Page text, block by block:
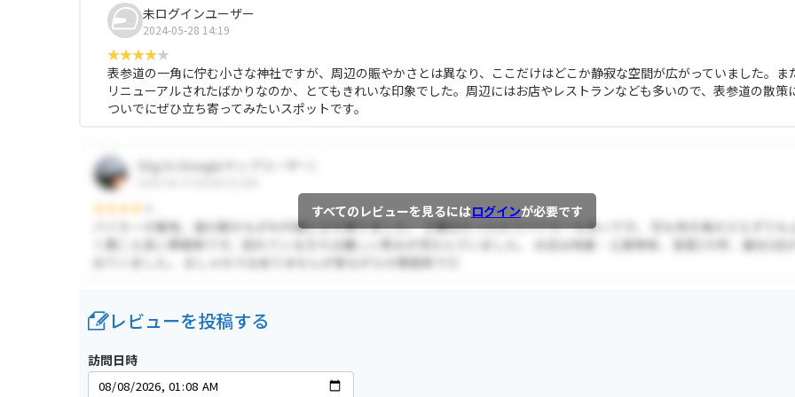
未ログインユーザー
2024-05-28 14:19
表参道の一角に佇む小さな神社ですが、周辺の賑やかさとは異なり、ここだけはどこか静寂な空間が広がっていました。ま
リニューアルされたばかりなのか、とてもきれいな印象でした。周辺にはお店やレストランなども多いので、表参道の散策
ついでにぜひ立ち寄ってみたいスポットです。
すべてのレビューを見るにはログインが必要です
レビューを投稿する
訪問日時